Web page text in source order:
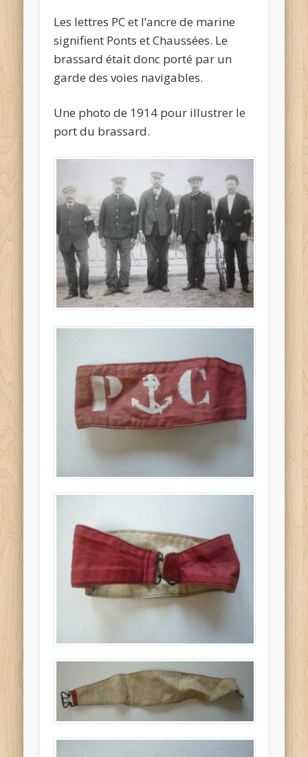
Les lettres PC et l’ancre de marine
signifient Ponts et Chaussées. Le
brassard était donc porté par un
garde des voies navigables.
Une photo de 1914 pour illustrer le
port du brassard.